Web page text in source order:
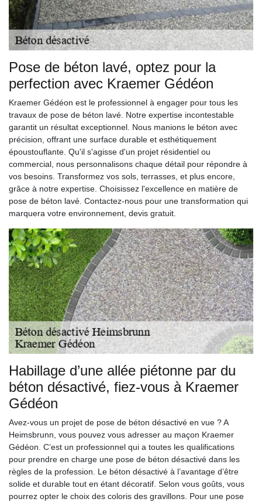
Pose de béton lavé, optez pour la
perfection avec Kraemer Gédéon
Kraemer Gédéon est le professionnel à engager pour tous les
travaux de pose de béton lavé. Notre expertise incontestable
garantit un résultat exceptionnel. Nous manions le béton avec
précision, offrant une surface durable et esthétiquement
époustouflante. Qu'il s'agisse d'un projet résidentiel ou
commercial, nous personnalisons chaque détail pour répondre à
vos besoins. Transformez vos sols, terrasses, et plus encore,
grâce à notre expertise. Choisissez l'excellence en matière de
pose de béton lavé. Contactez-nous pour une transformation qui
marquera votre environnement, devis gratuit.
Habillage d’une allée piétonne par du
béton désactivé, fiez-vous à Kraemer
Gédéon
Avez-vous un projet de pose de béton désactivé en vue ? A
Heimsbrunn, vous pouvez vous adresser au maçon Kraemer
Gédéon. C’est un professionnel qui a toutes les qualifications
pour prendre en charge une pose de béton désactivé dans les
règles de la profession. Le béton désactivé à l’avantage d’être
solide et durable tout en étant décoratif. Selon vous goûts, vous
pourrez opter le choix des coloris des gravillons. Pour une pose